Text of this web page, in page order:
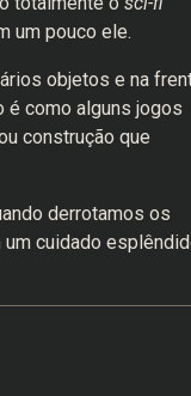
um pouco ele.
objetos e na
é como alguns jogos
construção que
derrotamos os
cuidado